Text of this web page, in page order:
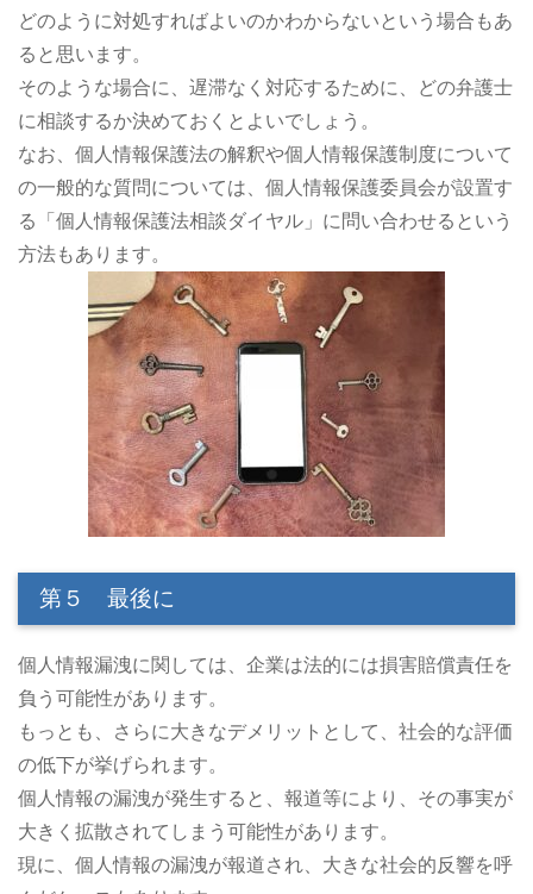
どのように対処すればよいのかわからないという場合もあ
ると思います。
そのような場合に、遅滞なく対応するために、どの弁護士
に相談するか決めておくとよいでしょう。
なお、個人情報保護法の解釈や個人情報保護制度について
の一般的な質問については、個人情報保護委員会が設置す
る「個人情報保護法相談ダイヤル」に問い合わせるという
方法もあります。
第５ 最後に
個人情報漏洩に関しては、企業は法的には損害賠償責任を
負う可能性があります。
もっとも、さらに大きなデメリットとして、社会的な評価
の低下が挙げられます。
個人情報の漏洩が発生すると、報道等により、その事実が
大きく拡散されてしまう可能性があります。
現に、個人情報の漏洩が報道され、大きな社会的反響を呼